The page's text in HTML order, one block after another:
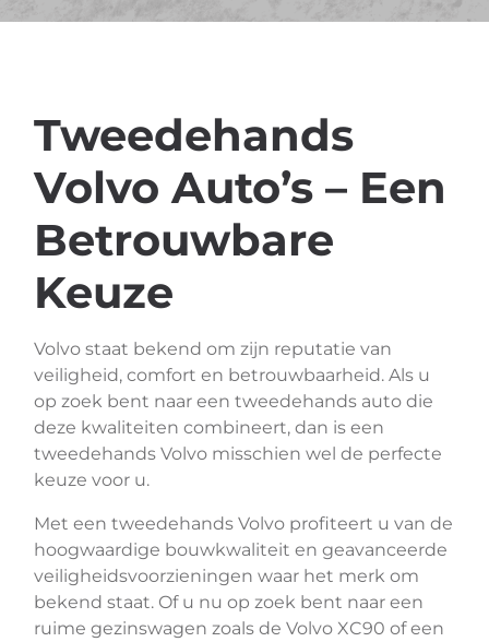
Tweedehands
Volvo Auto’s – Een
Betrouwbare
Keuze
Volvo staat bekend om zijn reputatie van
veiligheid, comfort en betrouwbaarheid. Als u
op zoek bent naar een tweedehands auto die
deze kwaliteiten combineert, dan is een
tweedehands Volvo misschien wel de perfecte
keuze voor u.
Met een tweedehands Volvo profiteert u van de
hoogwaardige bouwkwaliteit en geavanceerde
veiligheidsvoorzieningen waar het merk om
bekend staat. Of u nu op zoek bent naar een
ruime gezinswagen zoals de Volvo XC90 of een